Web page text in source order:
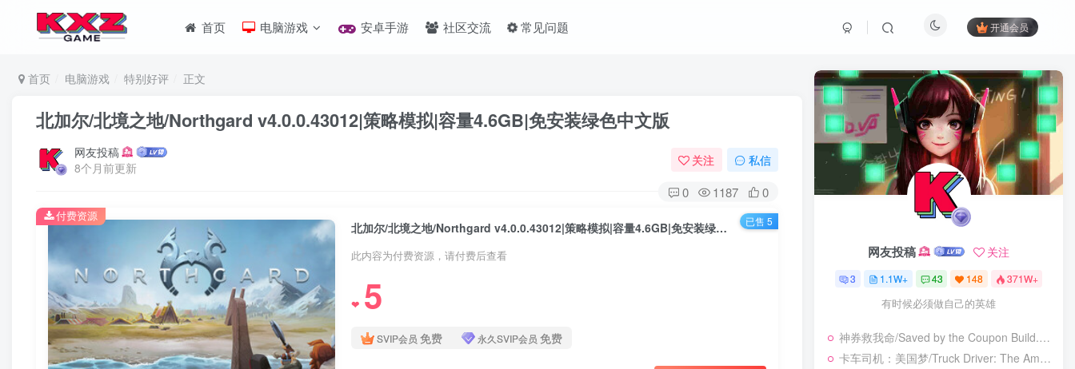
首页 电脑游戏 安卓手游 社区交流 常见问题 开通会员
首页 电脑游戏 特别好评 正文
北加尔/北境之地/Northgard v4.0.0.43012|策略模拟|容量4.6GB|免安装绿色中文版
网友投稿
8个月前更新
关注 私信
0 1187 0
北加尔/北境之地/Northgard v4.0.0.43012|策略模拟|容量4.6GB|免安装绿色中文版
此内容为付费资源，请付费后查看
❤ 5
SVIP会员 免费 永久SVIP会员 免费
付费资源 已售 5
网友投稿 关注
3 1.1W+ 43 148 371W+
有时候必须做自己的英雄
神券救我命/Saved by the Coupon Build.23925962|休闲益智|容量273B|免安装绿色中文版
卡车司机：美国梦/Truck Driver: The American Dream Build.24390879|模拟经营|容量19.5GB|免安装绿色中文版